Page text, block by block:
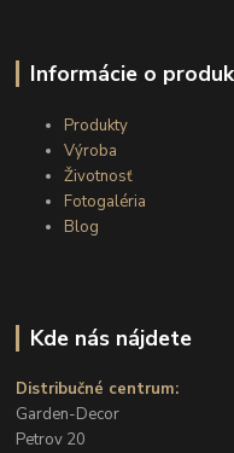
Informácie o
Produkty
Výroba
Životnosť
Fotogaléria
Blog
Kde nás nájdete
Distribučné centrum:
Garden-Decor
Petrov 20